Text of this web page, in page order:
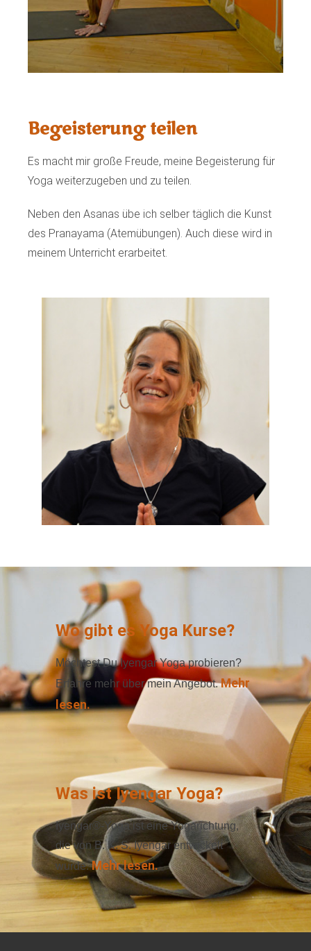
Begeisterung teilen
Es macht mir große Freude, meine Begeisterung für
Yoga weiterzugeben und zu teilen.
Neben den Asanas übe ich selber täglich die Kunst
des Pranayama (Atemübungen). Auch diese wird in
meinem Unterricht erarbeitet.
Wo gibt es Yoga Kurse?
Möchtest Du Iyengar Yoga probieren?
Erfahre mehr über mein Angebot.Mehr
lesen.
Was ist Iyengar Yoga?
Iyengar®-Yoga ist eine Yogarichtung,
die von B. K. S. Iyengar entwickelt
wurde.Mehr lesen.